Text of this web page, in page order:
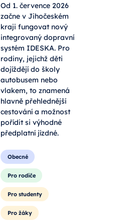
Od 1. července 2026
začne v Jihočeském
kraji fungovat nový
integrovaný dopravní
systém IDESKA. Pro
rodiny, jejichž děti
dojíždějí do školy
autobusem nebo
vlakem, to znamená
hlavně přehlednější
cestování a možnost
pořídit si výhodné
předplatní jízdné.
Obecné
Pro rodiče
Pro studenty
Pro žáky